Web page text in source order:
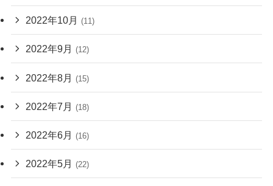
2022年10月 (11)
2022年9月 (12)
2022年8月 (15)
2022年7月 (18)
2022年6月 (16)
2022年5月 (22)